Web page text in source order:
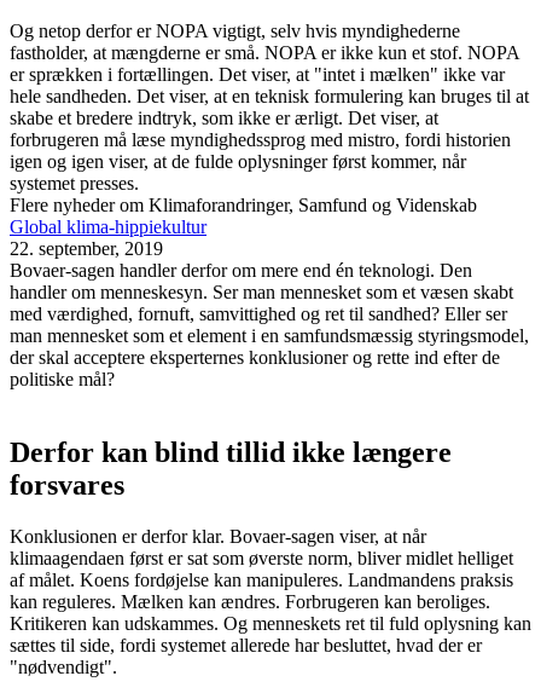
Og netop derfor er NOPA vigtigt, selv hvis myndighederne
fastholder, at mængderne er små. NOPA er ikke kun et stof. NOPA
er sprækken i fortællingen. Det viser, at "intet i mælken" ikke var
hele sandheden. Det viser, at en teknisk formulering kan bruges til at
skabe et bredere indtryk, som ikke er ærligt. Det viser, at
forbrugeren må læse myndighedssprog med mistro, fordi historien
igen og igen viser, at de fulde oplysninger først kommer, når
systemet presses.
Flere nyheder om Klimaforandringer, Samfund og Videnskab
Global klima-hippiekultur
22. september, 2019
Bovaer-sagen handler derfor om mere end én teknologi. Den
handler om menneskesyn. Ser man mennesket som et væsen skabt
med værdighed, fornuft, samvittighed og ret til sandhed? Eller ser
man mennesket som et element i en samfundsmæssig styringsmodel,
der skal acceptere eksperternes konklusioner og rette ind efter de
politiske mål?
Derfor kan blind tillid ikke længere
forsvares
Konklusionen er derfor klar. Bovaer-sagen viser, at når
klimaagendaen først er sat som øverste norm, bliver midlet helliget
af målet. Koens fordøjelse kan manipuleres. Landmandens praksis
kan reguleres. Mælken kan ændres. Forbrugeren kan beroliges.
Kritikeren kan udskammes. Og menneskets ret til fuld oplysning kan
sættes til side, fordi systemet allerede har besluttet, hvad der er
"nødvendigt".